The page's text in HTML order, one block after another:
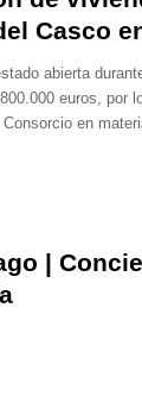
Casco
abierta
euros, por
en
|